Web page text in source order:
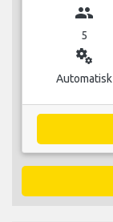
group
5
miscellaneous_services
Automatisk